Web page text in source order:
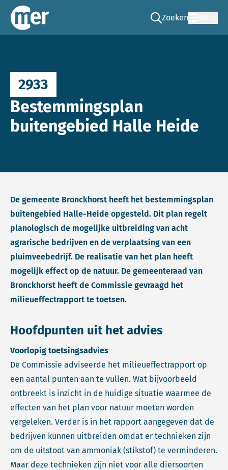
Commissie mer
Zoeken
Ga naar de zoek
2933
Bestemmingsplan
buitengebied Halle Heide
De gemeente Bronckhorst heeft het bestemmingsplan
buitengebied Halle-Heide opgesteld. Dit plan regelt
planologisch de mogelijke uitbreiding van acht
agrarische bedrijven en de verplaatsing van een
pluimveebedrijf. De realisatie van het plan heeft
mogelijk effect op de natuur. De gemeenteraad van
Bronckhorst heeft de Commissie gevraagd het
milieueffectrapport te toetsen.
Hoofdpunten uit het advies
Voorlopig toetsingsadvies
De Commissie adviseerde het milieueffectrapport op
een aantal punten aan te vullen. Wat bijvoorbeeld
ontbreekt is inzicht in de huidige situatie waarmee de
effecten van het plan voor natuur moeten worden
vergeleken. Verder is in het rapport aangegeven dat de
bedrijven kunnen uitbreiden omdat er technieken zijn
om de uitstoot van ammoniak (stikstof) te verminderen.
Maar deze technieken zijn niet voor alle diersoorten